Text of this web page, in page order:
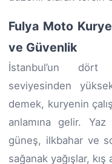
Fulya Moto
ve Güvenlik
İstanbul’un dört
seviyesinden
demek, kuryenin
anlamına gelir. Yaz
güneş, ilkbahar ve
sağanak yağışlar,